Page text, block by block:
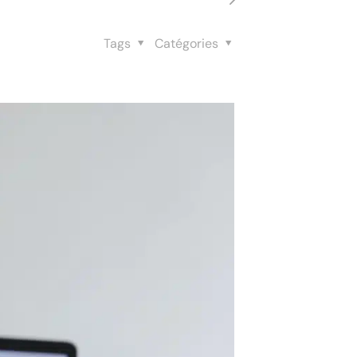
Catégories
Tags